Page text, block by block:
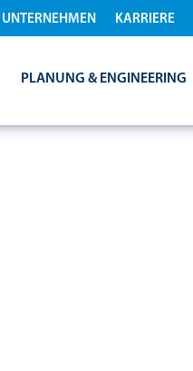
UNTERNEHMEN KARRIERE
PLANUNG & ENGINEERING